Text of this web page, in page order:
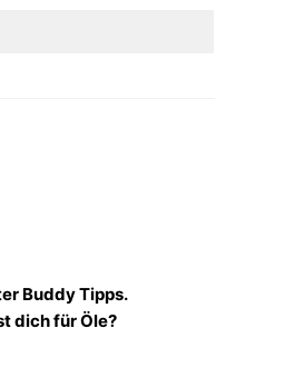
Buddy Tipps.
dich für Öle?